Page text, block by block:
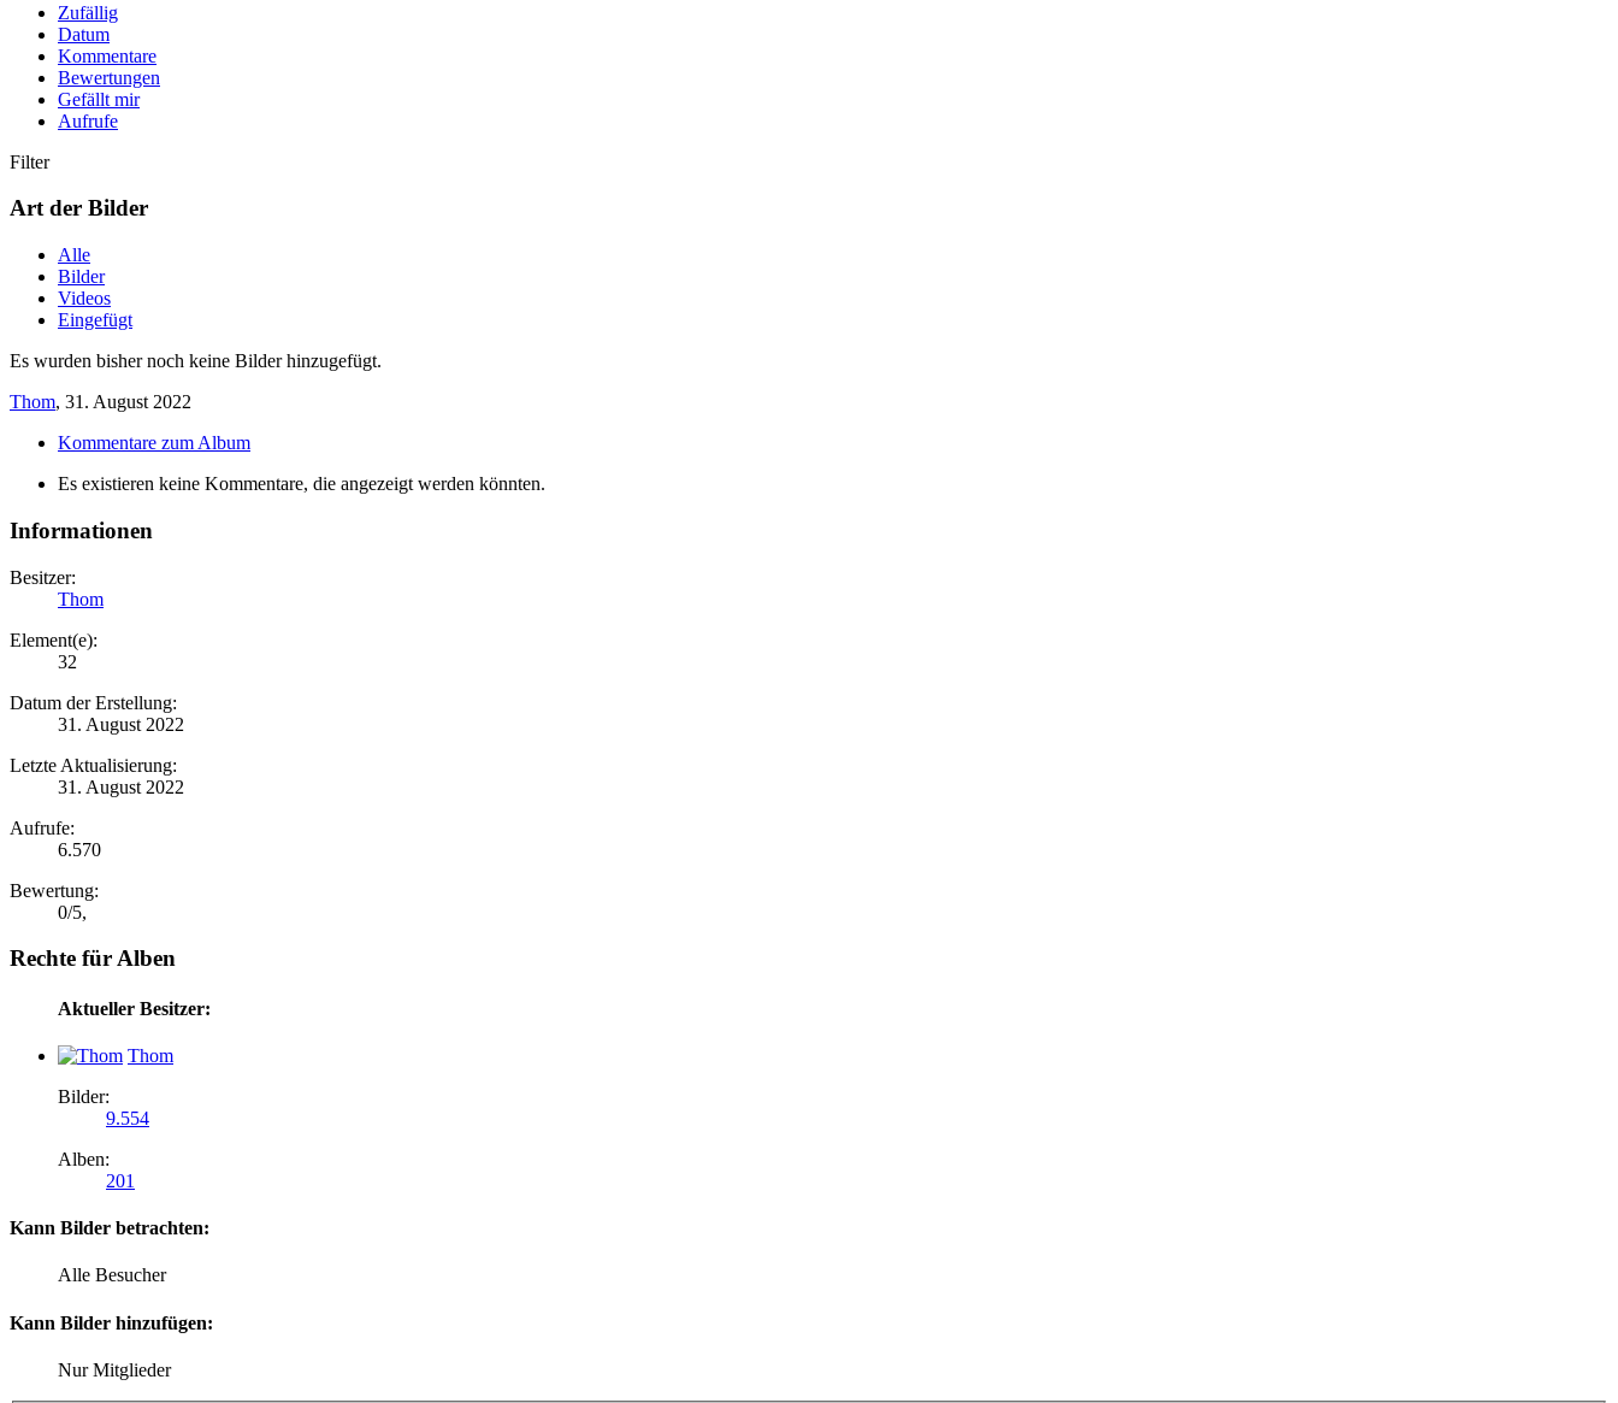
Zufällig
Datum
Kommentare
Bewertungen
Gefällt mir
Aufrufe
Filter
Art der Bilder
Alle
Bilder
Videos
Eingefügt
Es wurden bisher noch keine Bilder hinzugefügt.
Thom, 31. August 2022
Kommentare zum Album
Es existieren keine Kommentare, die angezeigt werden könnten.
Informationen
Besitzer:
Thom
Element(e):
32
Datum der Erstellung:
31. August 2022
Letzte Aktualisierung:
31. August 2022
Aufrufe:
6.570
Bewertung:
0/5,
Rechte für Alben
Aktueller Besitzer:
Thom
Bilder:
9.554
Alben:
201
Kann Bilder betrachten:
Alle Besucher
Kann Bilder hinzufügen:
Nur Mitglieder